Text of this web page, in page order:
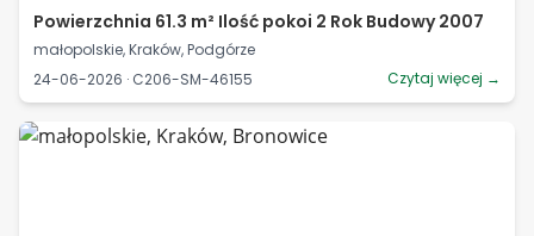
Powierzchnia 61.3 m² Ilość pokoi 2 Rok Budowy 2007
małopolskie, Kraków, Podgórze
24-06-2026 · C206-SM-46155
Czytaj więcej →